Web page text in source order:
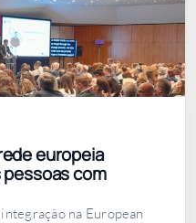
europeia
pessoas com
na European